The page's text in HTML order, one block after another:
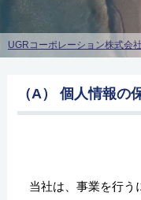
UGRコーポレーション株式会
（A） 個人情報の
当社は、事業を行う